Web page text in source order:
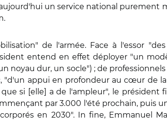
un service national purement
de l'armée. Face à l'essor
entend en effet déployer "un
noyau dur, un socle") ; de
appui en profondeur au cœur de
si [elle] a de l'ampleur", le
par 3.000 l'été prochain, puis
en 2030". In fine, Emmanuel